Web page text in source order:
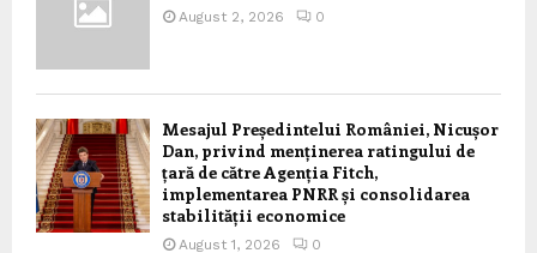
August 2, 2026 0
Mesajul Președintelui României, Nicușor
Dan, privind menținerea ratingului de
țară de către Agenția Fitch,
implementarea PNRR și consolidarea
stabilității economice
August 1, 2026 0